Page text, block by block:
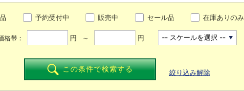
予約受付中 販売中 セール品 在庫ありのみ
格帯： 円 ～ 円
この条件で検索する 絞り込み解除